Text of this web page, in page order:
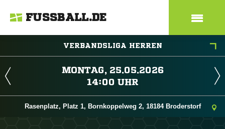
FUSSBALL.DE
VERBANDSLIGA HERREN
 
 
Rasenplatz, Platz 1, Bornkoppelweg 2, 18184 Broderstorf